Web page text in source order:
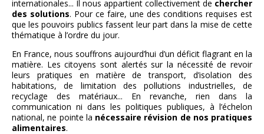
internationales... Il nous appartient collectivement de chercher
des solutions. Pour ce faire, une des conditions requises est
que les pouvoirs publics fassent leur part dans la mise de cette
thématique à l’ordre du jour.
En France, nous souffrons aujourd’hui d’un déficit flagrant en la
matière. Les citoyens sont alertés sur la nécessité de revoir
leurs pratiques en matière de transport, d’isolation des
habitations, de limitation des pollutions industrielles, de
recyclage des matériaux... En revanche, rien dans la
communication ni dans les politiques publiques, à l’échelon
national, ne pointe la nécessaire révision de nos pratiques
alimentaires.